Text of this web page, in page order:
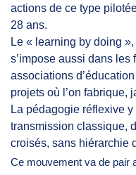
actions de ce type
28 ans.
Le « learning by doing
s’impose aussi dans
associations
projets où l’on fabrique,
La pédagogie réflexive
transmission classique,
croisés, sans hiérarchie
Ce mouvement va de pair